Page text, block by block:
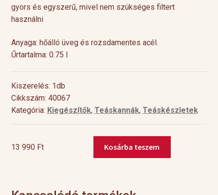
gyors és egyszerű, mivel nem szükséges filtert
használni
Anyaga: hőálló üveg és rozsdamentes acél.
Űrtartalma: 0.75 l
Kiszerelés: 1db
Cikkszám: 40067
Kategória: Kiegészítők, Teáskannák, Teáskészletek
13 990 Ft
és
Kosárba teszem